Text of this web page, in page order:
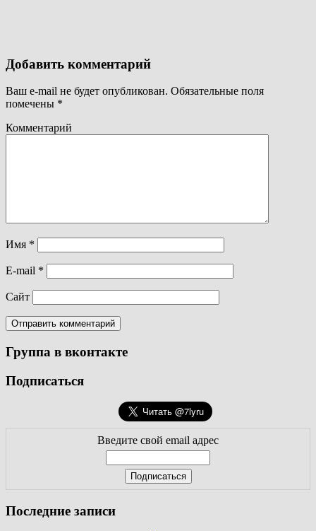
Добавить комментарий
Ваш e-mail не будет опубликован. Обязательные поля
помечены *
Комментарий
Имя *
E-mail *
Сайт
Группа в вконтакте
Подписаться
Введите свой email адрес
Последние записи